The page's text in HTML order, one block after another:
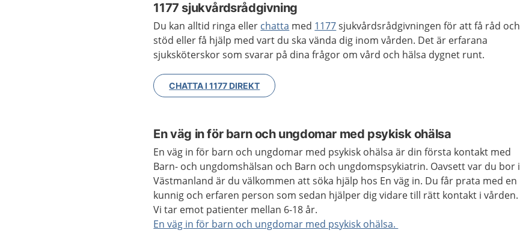
1177 sjukvårdsrådgivning
Du kan alltid ringa eller chatta med 1177sjukvårdsrådgivningen för att få råd och
stöd eller få hjälp med vart du ska vända dig inom vården. Det är erfarana
sjuksköterskor som svarar på dina frågor om vård och hälsa dygnet runt.
CHATTA I 1177 DIREKT
En väg in för barn och ungdomar med psykisk ohälsa
En väg in för barn och ungdomar med psykisk ohälsa är din första kontakt med
Barn- och ungdomshälsan och Barn och ungdomspsykiatrin. Oavsett var du bor i
Västmanland är du välkommen att söka hjälp hos En väg in. Du får prata med en
kunnig och erfaren person som sedan hjälper dig vidare till rätt kontakt i vården.
Vi tar emot patienter mellan 6-18 år.
En väg in för barn och ungdomar med psykisk ohälsa.